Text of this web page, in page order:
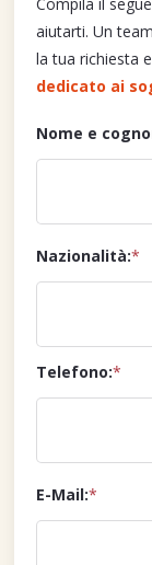
aiutarti. Un
la tua richiesta
dedicato ai
Nome e
Nazionalità:*
Telefono:*
E-Mail:*